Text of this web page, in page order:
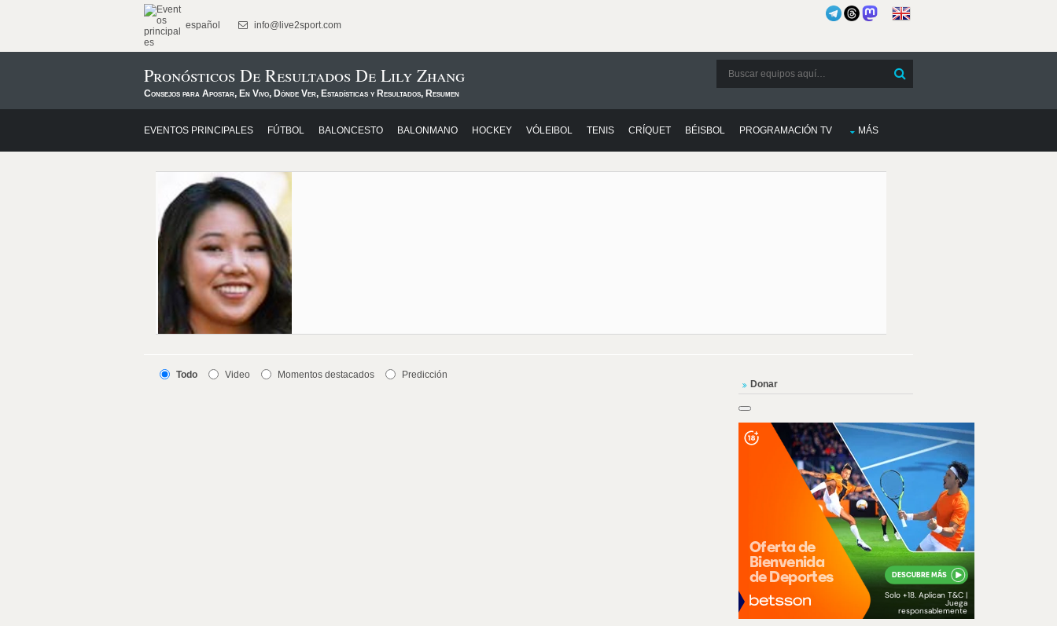
español info@live2sport.com
Pronósticos De Resultados De Lily Zhang
Consejos para Apostar, En Vivo, Dónde Ver, Estadísticas y Resultados, Resumen
EVENTOS PRINCIPALES FÚTBOL BALONCESTO BALONMANO HOCKEY VÓLEIBOL TENIS CRÍQUET BÉISBOL PROGRAMACIÓN TV MÁS
Todo Video Momentos destacados Predicción
Donar